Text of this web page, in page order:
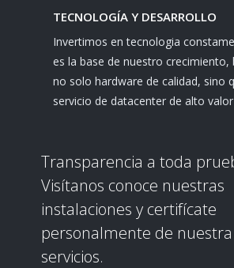
TECNOLOGÍA Y DESARROLLO
Invertimos en tecnologia
es la base de nuestro crecimiento,
no solo hardware de calidad, sino
servicio de datacenter de alto
Transparencia a toda
Visítanos conoce nuestras
instalaciones y certifícate
personalmente de
servicios.